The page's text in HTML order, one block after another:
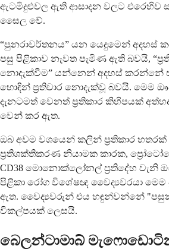
ඇටමිදුළුවල ඇති ආසාදන වලට එරෙහිව
සෛල වේ.
“පුනරාවර්තනය” යන යෙදුමෙන් අදහස්
පසු පිළිකාව නැවත පැමිණ ඇති බවයි,
නොදැක්වීම” යන්නෙන් අදහස් කරන්නේ
හොඳින් ප්‍රතිචාර නොදැක්වූ බවයි. මෙම
දැනටමත් වෙනත් ප්‍රතිකාර කිහිපයක්
වෙන් කර ඇත.
ඔබ අවම වශයෙන් කලින් ප්‍රතිකාර
ප්‍රතිශක්තිකරණ නියාමක කාරක,
CD38 මොනොක්ලෝනල් ප්‍රතිදේහ වැනි
පිළිකා රෝග විශේෂඥ වෛද්‍යවරයා මෙම
ඇත. වෛද්‍යවරුන් එය හඳුන්වන්නේ
විකල්පයක් ලෙසයි.
බෙලන්ටාමාබ් මැෆොඩොටින්